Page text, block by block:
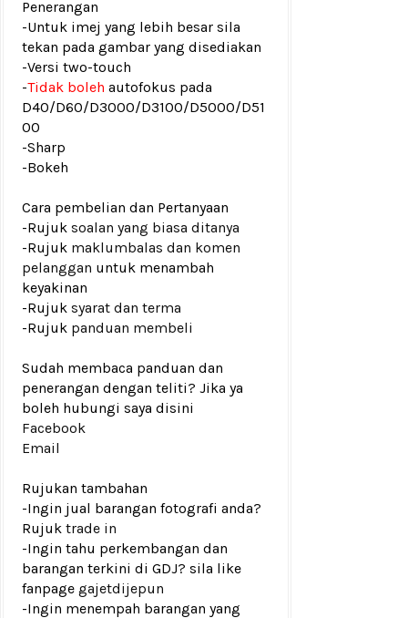
Penerangan
-Untuk imej yang lebih besar sila
tekan pada gambar yang disediakan
-Versi two-touch
-Tidak boleh autofokus pada
D40/D60/D3000/D3100/D5000/D51
00
-Sharp
-Bokeh
Cara pembelian dan Pertanyaan
-Rujuk soalan yang biasa ditanya
-Rujuk maklumbalas dan komen
pelanggan untuk menambah
keyakinan
-Rujuk syarat dan terma
-Rujuk panduan membeli
Sudah membaca panduan dan
penerangan dengan teliti? Jika ya
boleh hubungi saya disini
Facebook
Email
Rujukan tambahan
-Ingin jual barangan fotografi anda?
Rujuk trade in
-Ingin tahu perkembangan dan
barangan terkini di GDJ? sila like
fanpage gajetdijepun
-Ingin menempah barangan yang